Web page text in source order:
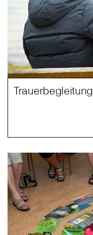
Trauerbegleitung